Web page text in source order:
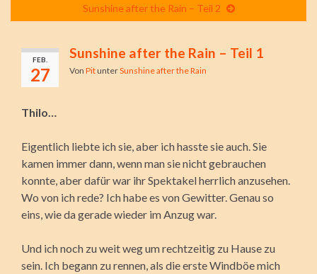
Sunshine after the Rain – Teil 2
FEB.
27
Sunshine after the Rain – Teil 1
Von PitunterSunshine after the Rain
Thilo…
Eigentlich liebte ich sie, aber ich hasste sie auch. Sie
kamen immer dann, wenn man sie nicht gebrauchen
konnte, aber dafür war ihr Spektakel herrlich anzusehen.
Wo von ich rede? Ich habe es von Gewitter. Genau so
eins, wie da gerade wieder im Anzug war.
Und ich noch zu weit weg um rechtzeitig zu Hause zu
sein. Ich begann zu rennen, als die erste Windböe mich